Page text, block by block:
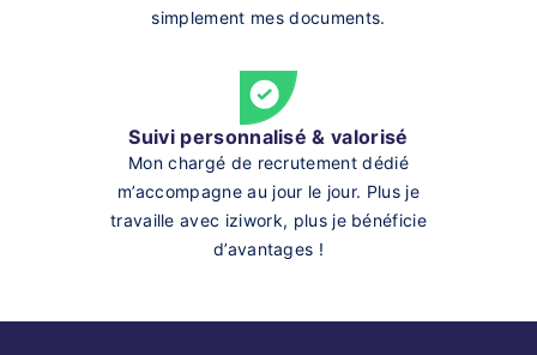
simplement mes documents.
Suivi personnalisé & valorisé
Mon chargé de recrutement dédié
m’accompagne au jour le jour. Plus je
travaille avec iziwork, plus je bénéficie
d’avantages !